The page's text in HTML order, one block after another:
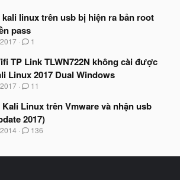
kali linux trên usb bị hiện ra bản root
pass
1
TP Link TLWN722N không cài được
Linux 2017 Dual Windows
11
Kali Linux trên Vmware và nhận usb
2017)
136